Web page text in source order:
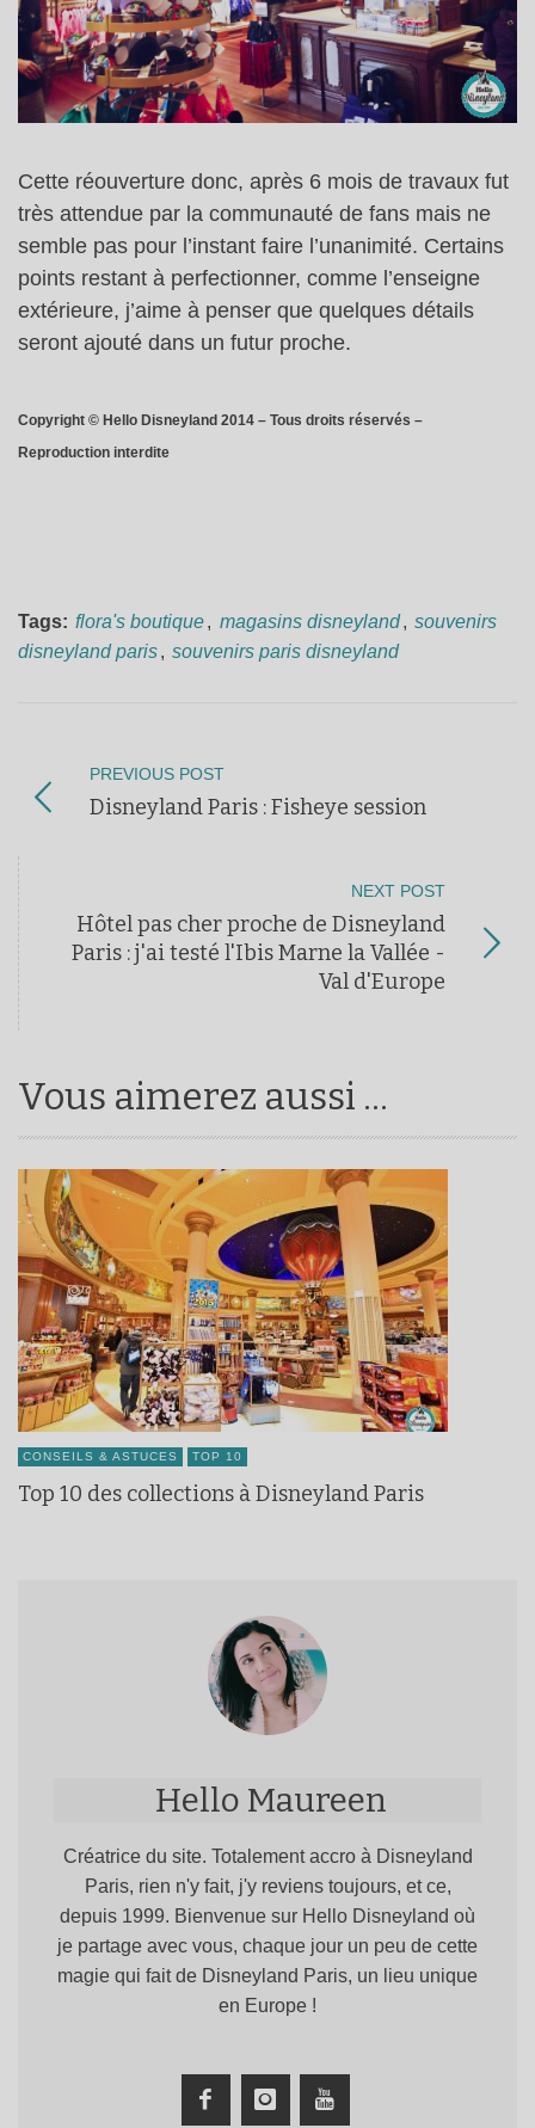
Cette réouverture donc, après 6 mois de travaux fut
très attendue par la communauté de fans mais ne
semble pas pour l’instant faire l’unanimité. Certains
points restant à perfectionner, comme l’enseigne
extérieure, j’aime à penser que quelques détails
seront ajouté dans un futur proche.
Copyright © Hello Disneyland 2014 – Tous droits réservés –
Reproduction interdite
Tags: flora's boutique, magasins disneyland, souvenirs
disneyland paris, souvenirs paris disneyland
PREVIOUS POST
Disneyland Paris : Fisheye session
NEXT POST
Hôtel pas cher proche de Disneyland
Paris : j'ai testé l'Ibis Marne la Vallée -
Val d'Europe
Vous aimerez aussi ...
CONSEILS & ASTUCES TOP 10
Top 10 des collections à Disneyland Paris
Hello Maureen
Créatrice du site. Totalement accro à Disneyland
Paris, rien n'y fait, j'y reviens toujours, et ce,
depuis 1999. Bienvenue sur Hello Disneyland où
je partage avec vous, chaque jour un peu de cette
magie qui fait de Disneyland Paris, un lieu unique
en Europe !